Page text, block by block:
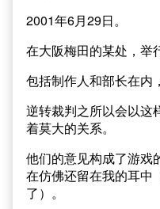
2001年6月29日。
在大阪梅田的某处，举
包括制作人和部长在内
逆转裁判之所以会以这
着莫大的关系。
他们的意见构成了游戏
在仿佛还留在我的耳中
了）。